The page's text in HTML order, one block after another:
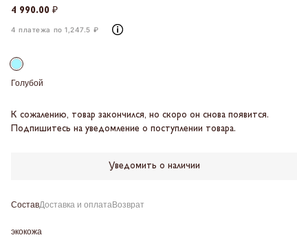
4 990.00 ₽
4 платежа по 1,247.5 ₽
Голубой
К сожалению, товар закончился, но скоро он снова появится.
Подпишитесь на уведомление о поступлении товара.
Уведомить о наличии
СоставДоставка и оплатаВозврат
экокожа